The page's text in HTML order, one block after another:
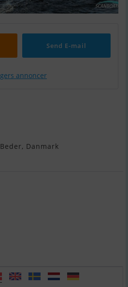
Send E-mail
annoncer
Danmark